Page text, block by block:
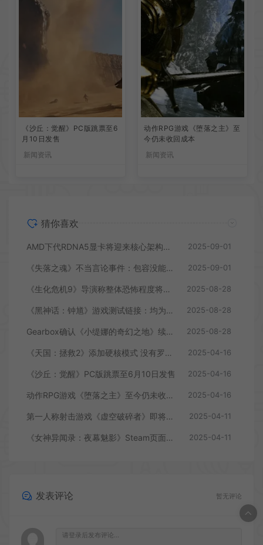
《沙丘：觉醒》PC版跳票至6
月10日发售
新闻资讯
动作RPG游戏《堕落之主》至
今仍未收回成本
新闻资讯
猜你喜欢
AMD下代RDNA5显卡将迎来核心架构大幅升级 2025-09-01
《失落之魂》不当言论事件：包容没能消解过激言论 2025-09-01
《生化危机9》导演称整体恐怖程度将进一步提升 2025-08-28
《黑神话：钟馗》游戏测试链接：均为骗子 2025-08-28
Gearbox确认《小缇娜的奇幻之地》续作正在开发中 2025-08-28
《天国：拯救2》添加硬核模式 没有罗盘和快速旅行 2025-04-16
《沙丘：觉醒》PC版跳票至6月10日发售 2025-04-16
动作RPG游戏《堕落之主》至今仍未收回成本 2025-04-16
第一人称射击游戏《虚空破碎者》即将多平台上线 2025-04-11
《女神异闻录：夜幕魅影》Steam页面上线 2025-04-11
发表评论 暂无评论